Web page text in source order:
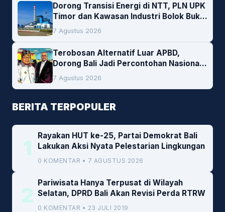
Dorong Transisi Energi di NTT, PLN UPK
Timor dan Kawasan Industri Bolok Buka
Peluang Investasi Woodchip untuk
Cofiring PLTU Bolok
7 Agustus 2026
Terobosan Alternatif Luar APBD,
Dorong Bali Jadi Percontohan Nasional
Pembiayaan Daerah
7 Agustus 2026
BERITA TERPOPULER
1
Rayakan HUT ke-25, Partai Demokrat Bali
Lakukan Aksi Nyata Pelestarian Lingkungan
0 KOMENTAR • 7 AGUSTUS 2026
2
Pariwisata Hanya Terpusat di Wilayah
Selatan, DPRD Bali Akan Revisi Perda RTRW
0 KOMENTAR • 23 JULI 2019